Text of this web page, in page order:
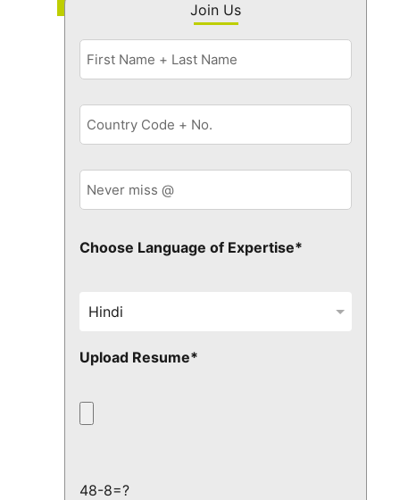
Join Us
Choose Language of Expertise*
Upload Resume*
48-8=?